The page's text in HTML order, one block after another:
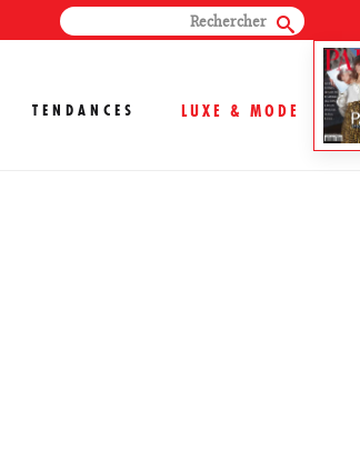
TENDANCES LUXE & MODE